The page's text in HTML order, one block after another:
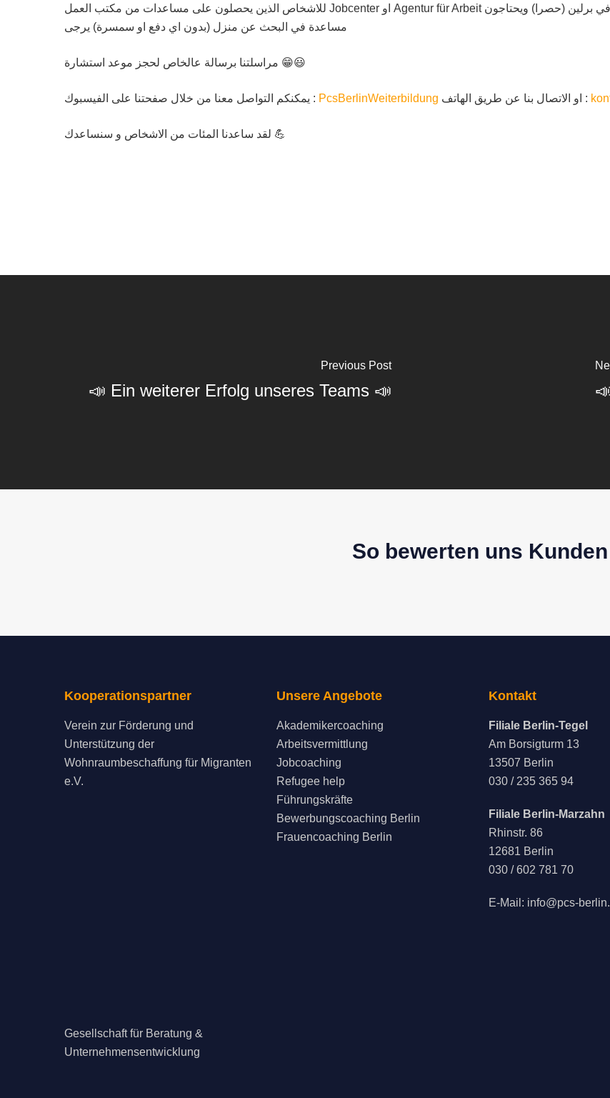
للاشخاص الذين يحصلون على مساعدات من مكتب العمل Jobcenter او Agentur für Arbeit في برلين (حصرا) ويحتاجون
مساعدة في البحث عن منزل (بدون اي دفع او سمسرة) يرجى
مراسلتنا برسالة عالخاص لحجز موعد استشارة 😁😃
يمكنكم التواصل معنا من خلال صفحتنا على الفيسبوك : PcsBerlinWeiterbildung او الاتصال بنا عن طريق الهاتف :
لقد ساعدنا المئات من الاشخاص و سنساعدك 💪
Previous Post
📣 Ein weiterer Erfolg unseres Teams 📣
So bewerten uns Kunden
Kooperationspartner
Verein zur Förderung und
Unterstützung der
Wohnraumbeschaffung für Migranten
e.V.
Gesellschaft für Beratung &
Unternehmensentwicklung
Unsere Angebote
Akademikercoaching
Arbeitsvermittlung
Jobcoaching
Refugee help
Führungskräfte
Bewerbungscoaching Berlin
Frauencoaching Berlin
Kontakt
Filiale Berlin-Tegel
Am Borsigturm 13
13507 Berlin
030 / 235 365 94
Filiale Berlin-Marzahn
Rhinstr. 86
12681 Berlin
030 / 602 781 70
E-Mail: info@pcs-